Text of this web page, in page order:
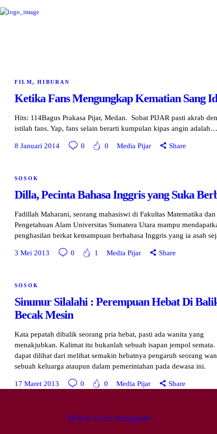
FILM,HIBURAN
Ketika Fans Mengungkap Kematian Sang
Hits: 114Bagus Prakasa Pijar, Medan. Sobat PIJAR pasti akrab
istilah fans. Yap, fans selain berarti kumpulan kipas angin adalah…
8 Januari 2014 0 0 Media Pijar Share
SOSOK
Dilla, Pecinta Bahasa Inggris yang Suka
Fadillah Maharani, seorang mahasiswi di Fakultas Matematika
Pengetahuan Alam Universitas Sumatera Utara mampu
penghasilan berkat kemampuan berbahasa Inggris yang ia asah
3 Mei 2013 0 1 Media Pijar Share
SOSOK
Sinunur Silalahi : Perempuan Hebat Di
Becak Mesin
Kata pepatah dibalik seorang pria hebat, pasti ada wanita yang
menakjubkan. Kalimat itu bukanlah sebuah isapan jempol
dapat dilihat dari melihat semakin hebatnya pengaruh seorang
sebuah keluarga ataupun dalam pemerintahan pada dewasa ini.
17 Maret 2013 0 0 Media Pijar Share
Follow Us on Instagram